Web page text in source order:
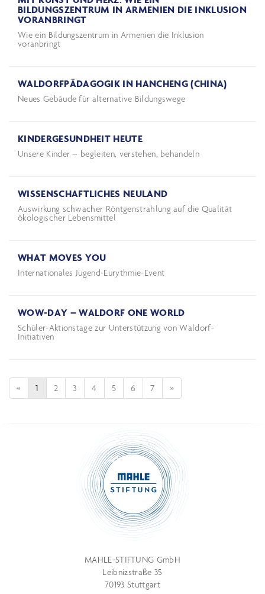
BILDUNGSZENTRUM IN ARMENIEN DIE INKLUSION
VORANBRINGT
Wie ein Bildungszentrum in Armenien die Inklusion
voranbringt
WALDORFPÄDAGOGIK IN HANCHENG (CHINA)
Neues Gebäude für alternative Bildungswege
KINDERGESUNDHEIT HEUTE
Unsere Kinder – begleiten, verstehen, behandeln
WISSENSCHAFTLICHES NEULAND
Auswirkung schwacher Röntgenstrahlung auf die Qualität
ökologischer Lebensmittel
WHAT MOVES YOU
Internationales Jugend-Eurythmie-Event
WOW-DAY – WALDORF ONE WORLD
Schüler-Aktionstage zur Unterstützung von Waldorf-
Initiativen
« 1 2 3 4 5 6 7 »
MAHLE-STIFTUNG GmbH
Leibnizstraße 35
70193 Stuttgart